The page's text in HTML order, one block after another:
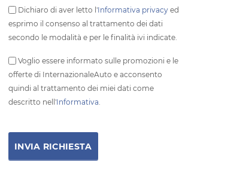
Dichiaro di aver letto l'Informativa privacy ed
esprimo il consenso al trattamento dei dati
secondo le modalità e per le finalità ivi indicate.
Voglio essere informato sulle promozioni e le
offerte di InternazionaleAuto e acconsento
quindi al trattamento dei miei dati come
descritto nell'Informativa